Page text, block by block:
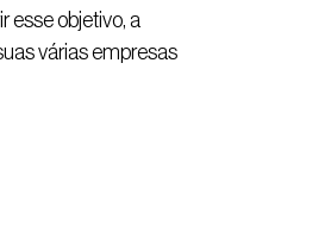
esse objetivo, a
várias empresas